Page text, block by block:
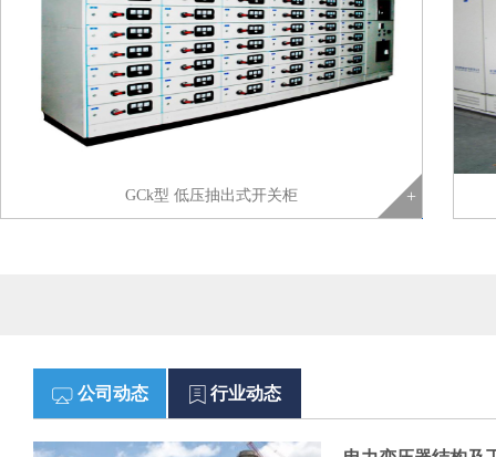
GCk型 低压抽出式开关柜
公司动态 行业动态